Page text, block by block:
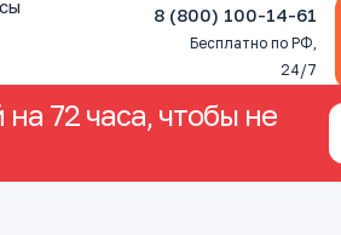
8 (800) 100-14-61
Бесплатно по РФ,
24/7
72 часа, чтобы не